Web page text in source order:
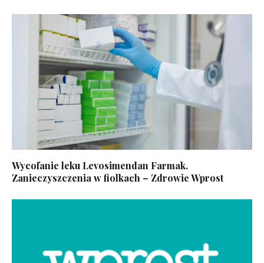
Wycofanie leku Levosimendan Farmak.
Zanieczyszczenia w fiolkach – Zdrowie Wprost